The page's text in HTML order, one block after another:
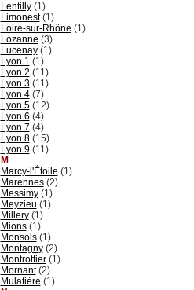
Lentilly(1)
Limonest(1)
Loire-sur-Rhône (1)
Lozanne (3)
Lucenay(1)
Lyon 1 (1)
Lyon 2 (11)
Lyon 3(11)
Lyon 4(7)
Lyon 5(12)
Lyon 6 (4)
Lyon 7 (4)
Lyon 8(15)
Lyon 9(11)
M
Marcy-l'Étoile (1)
Marennes(2)
Messimy(1)
Meyzieu (1)
Millery(1)
Mions(1)
Monsols(1)
Montagny(2)
Montrottier(1)
Mornant(2)
Mulatière (1)